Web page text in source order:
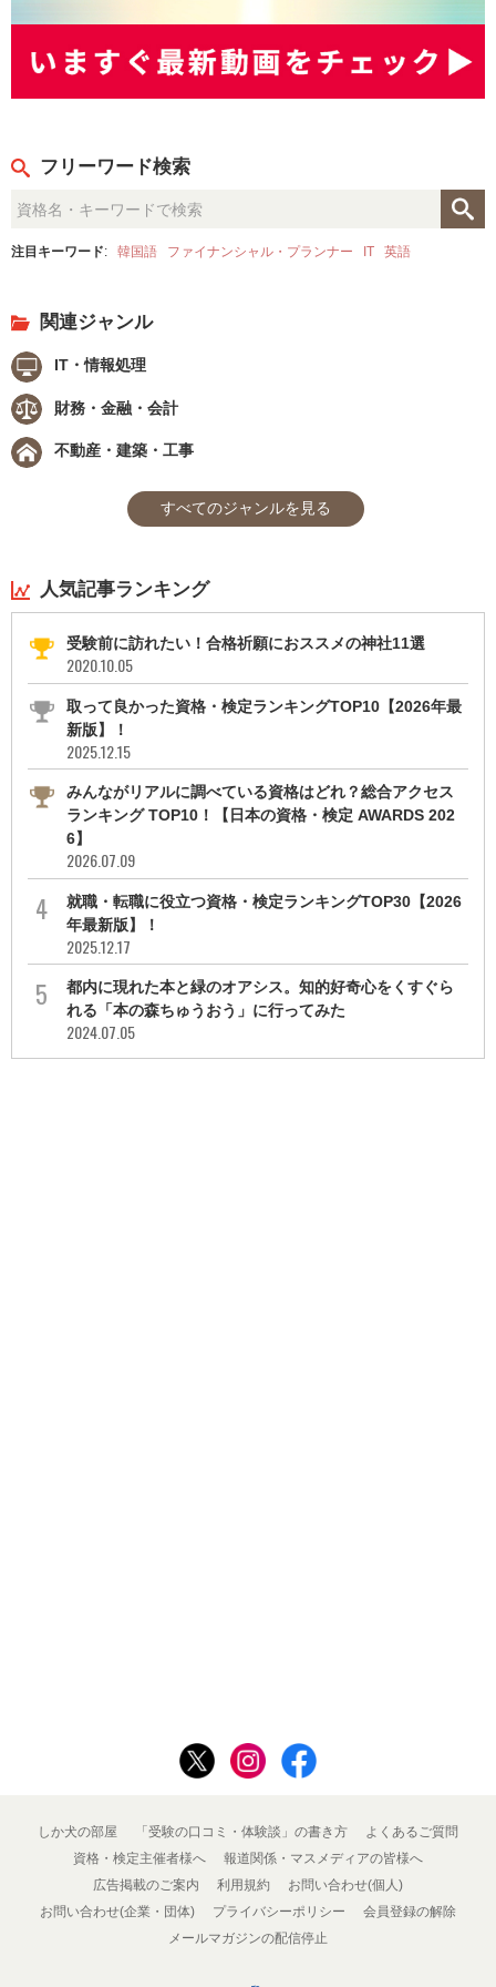
フリーワード検索
注目キーワード: 韓国語 ファイナンシャル・プランナー IT 英語
関連ジャンル
IT・情報処理
財務・金融・会計
不動産・建築・工事
すべてのジャンルを見る
人気記事ランキング
受験前に訪れたい！合格祈願におススメの神社11選
2020.10.05
取って良かった資格・検定ランキングTOP10【2026年最
新版】！
2025.12.15
みんながリアルに調べている資格はどれ？総合アクセス
ランキング TOP10！【日本の資格・検定 AWARDS 202
6】
2026.07.09
就職・転職に役立つ資格・検定ランキングTOP30【2026
年最新版】！
2025.12.17
都内に現れた本と緑のオアシス。知的好奇心をくすぐら
れる「本の森ちゅうおう」に行ってみた
2024.07.05
しか犬の部屋 「受験の口コミ・体験談」の書き方
よくあるご質問
資格・検定主催者様へ
報道関係・マスメディアの皆様へ
広告掲載のご案内
利用規約
お問い合わせ(個人)
お問い合わせ(企業・団体)
プライバシーポリシー
会員登録の解除
メールマガジンの配信停止